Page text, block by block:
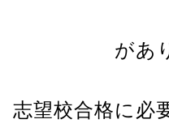
があ
志望校合格に必